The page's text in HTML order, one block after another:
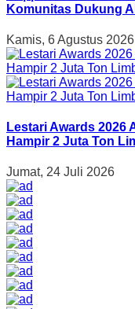
Komunitas Dukung
Kamis, 6 Agustus 2026
Lestari Awards 2026
Hampir 2 Juta Ton
Jumat, 24 Juli 2026